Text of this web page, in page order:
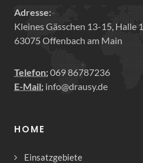
Adresse:
Kleines Gässchen 13-15, Halle 1
63075 Offenbach am Main
Telefon:069 86787236
E-Mail: info@drausy.de
HOME
Einsatzgebiete